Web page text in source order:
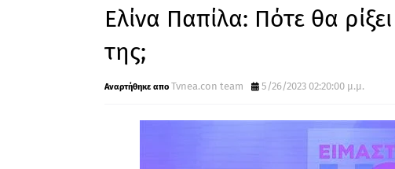
Ελίνα Παπίλα: Πότε θα
της;
Tvnea.con team 5/26/2023 02:20:00 μ.μ.